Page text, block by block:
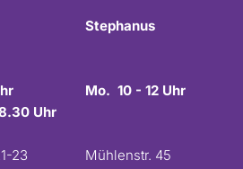
Uhr
23
Stephanus
Mo. 10 - 12 Uhr
Mühlenstr. 45